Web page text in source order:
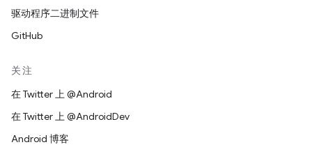
驱动程序二进制文件
GitHub
关注
在 Twitter 上 @Android
在 Twitter 上 @AndroidDev
Android 博客